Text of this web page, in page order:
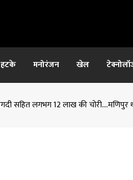
मनोरंजन खेल
सहित लगभग 12 लाख की चोरी….मणिपुर